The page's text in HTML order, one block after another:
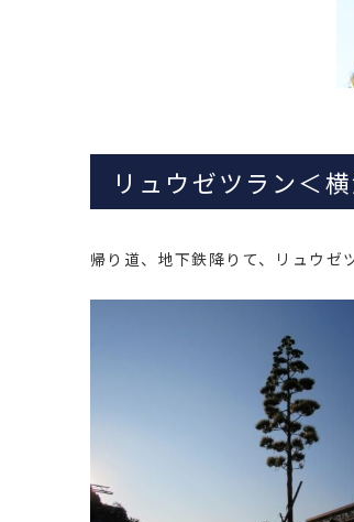
リュウゼツラン＜
帰り道、地下鉄降りて、リュウゼ